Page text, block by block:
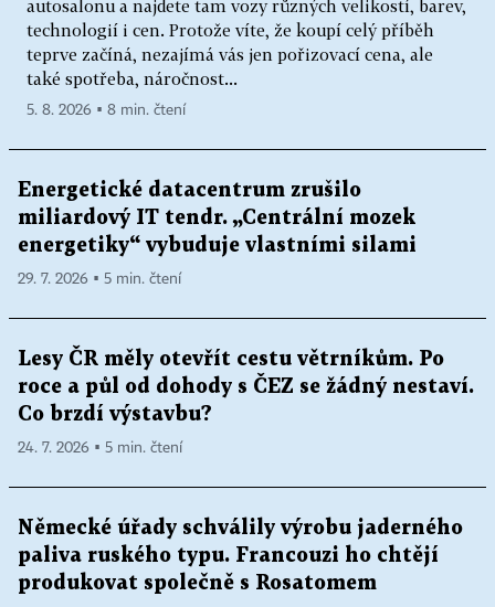
autosalonu a najdete tam vozy různých velikostí, barev,
technologií i cen. Protože víte, že koupí celý příběh
teprve začíná, nezajímá vás jen pořizovací cena, ale
také spotřeba, náročnost...
5. 8. 2026 ▪ 8 min. čtení
Energetické datacentrum zrušilo
miliardový IT tendr. „Centrální mozek
energetiky“ vybuduje vlastními silami
29. 7. 2026 ▪ 5 min. čtení
Lesy ČR měly otevřít cestu větrníkům. Po
roce a půl od dohody s ČEZ se žádný nestaví.
Co brzdí výstavbu?
24. 7. 2026 ▪ 5 min. čtení
Německé úřady schválily výrobu jaderného
paliva ruského typu. Francouzi ho chtějí
produkovat společně s Rosatomem